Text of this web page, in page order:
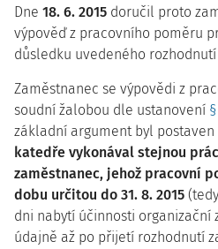
Dne 18. 6. 2015 doručil proto
výpověď z pracovního poměru
důsledku uvedeného
Zaměstnanec se výpovědi z
soudní žalobou dle ustanovení
základní argument byl postaven
katedře vykonával stejnou
zaměstnanec, jehož pracovní
dobu určitou do 31. 8. 2015
dni nabytí účinnosti organizační
údajně až po přijetí rozhodnutí